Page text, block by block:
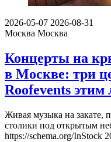
2026-05-07 2026-08-31
Москва Москва
Концерты на
в Москве: три
Roofevents этим
Живая музыка на закате,
столики под открытым
https://schema.org/InStock